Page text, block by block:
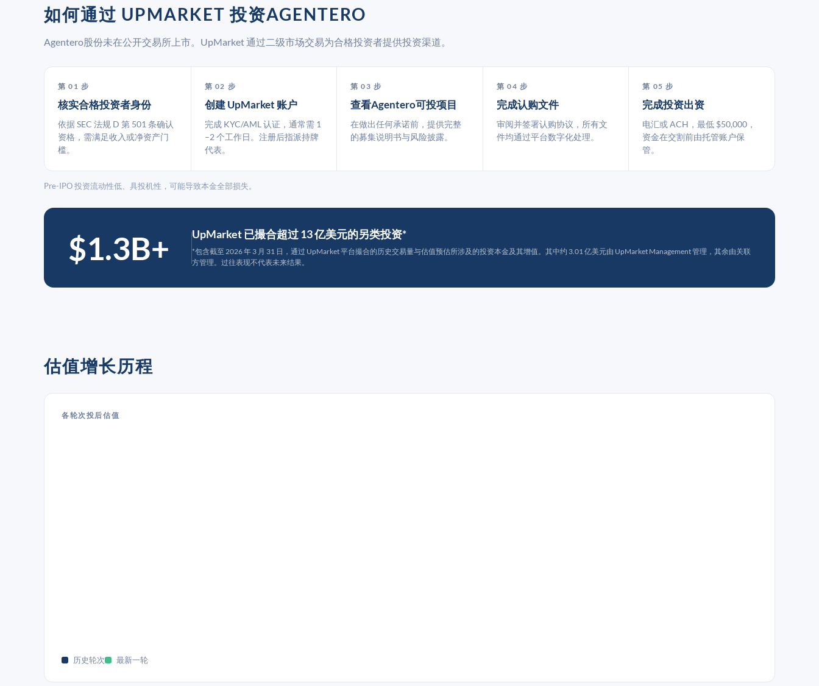
如何通过 UPMARKET 投资AGENTERO
Agentero股份未在公开交易所上市。UpMarket 通过二级市场交易为合格投资者提供投资渠道。
第 01 步
核实合格投资者身份
依据 SEC 法规 D 第 501 条确认
资格，需满足收入或净资产门
槛。
第 02 步
创建 UpMarket 账户
完成 KYC/AML 认证，通常需 1
–2 个工作日。注册后指派持牌
代表。
第 03 步
查看Agentero可投项目
在做出任何承诺前，提供完整
的募集说明书与风险披露。
第 04 步
完成认购文件
审阅并签署认购协议，所有文
件均通过平台数字化处理。
第 05 步
完成投资出资
电汇或 ACH，最低 $50,000，
资金在交割前由托管账户保
管。
Pre-IPO 投资流动性低、具投机性，可能导致本金全部损失。
$1.3B+ UpMarket 已撮合超过 13 亿美元的另类投资*
*包含截至 2026 年 3 月 31 日，通过 UpMarket 平台撮合的历史交易量与估值预估所涉及的投资本金及其增值。其中约 3.01 亿美元由 UpMarket Management 管理，其余由关联
方管理。过往表现不代表未来结果。
估值增长历程
各轮次投后估值
历史轮次 最新一轮